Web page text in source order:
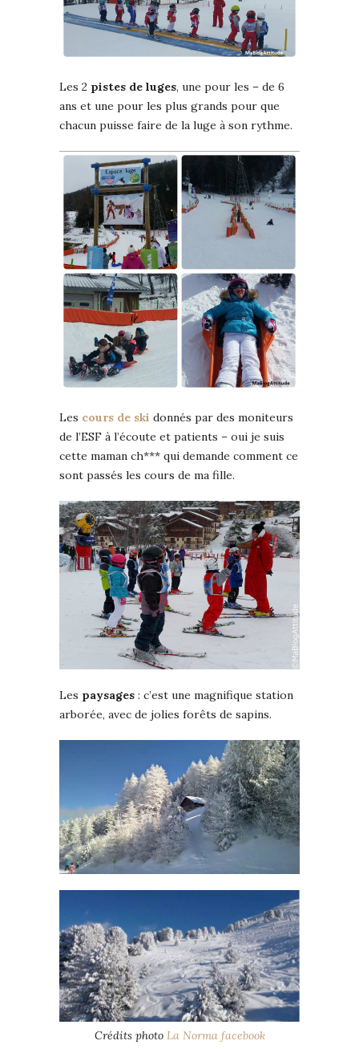
Les 2 pistes de luges, une pour les – de 6
ans et une pour les plus grands pour que
chacun puisse faire de la luge à son rythme.
Les cours de ski donnés par des moniteurs
de l’ESF à l’écoute et patients – oui je suis
cette maman ch*** qui demande comment ce
sont passés les cours de ma fille.
Les paysages : c’est une magnifique station
arborée, avec de jolies forêts de sapins.
Crédits photo La Norma facebook